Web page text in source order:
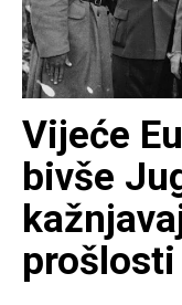
Vijeće
bivše
prošlosti